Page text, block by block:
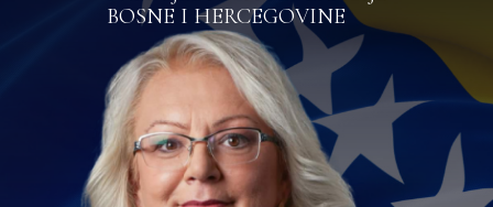
BOSNE I HERCEGOVINE